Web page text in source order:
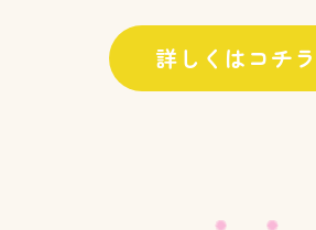
詳しくはコチラ